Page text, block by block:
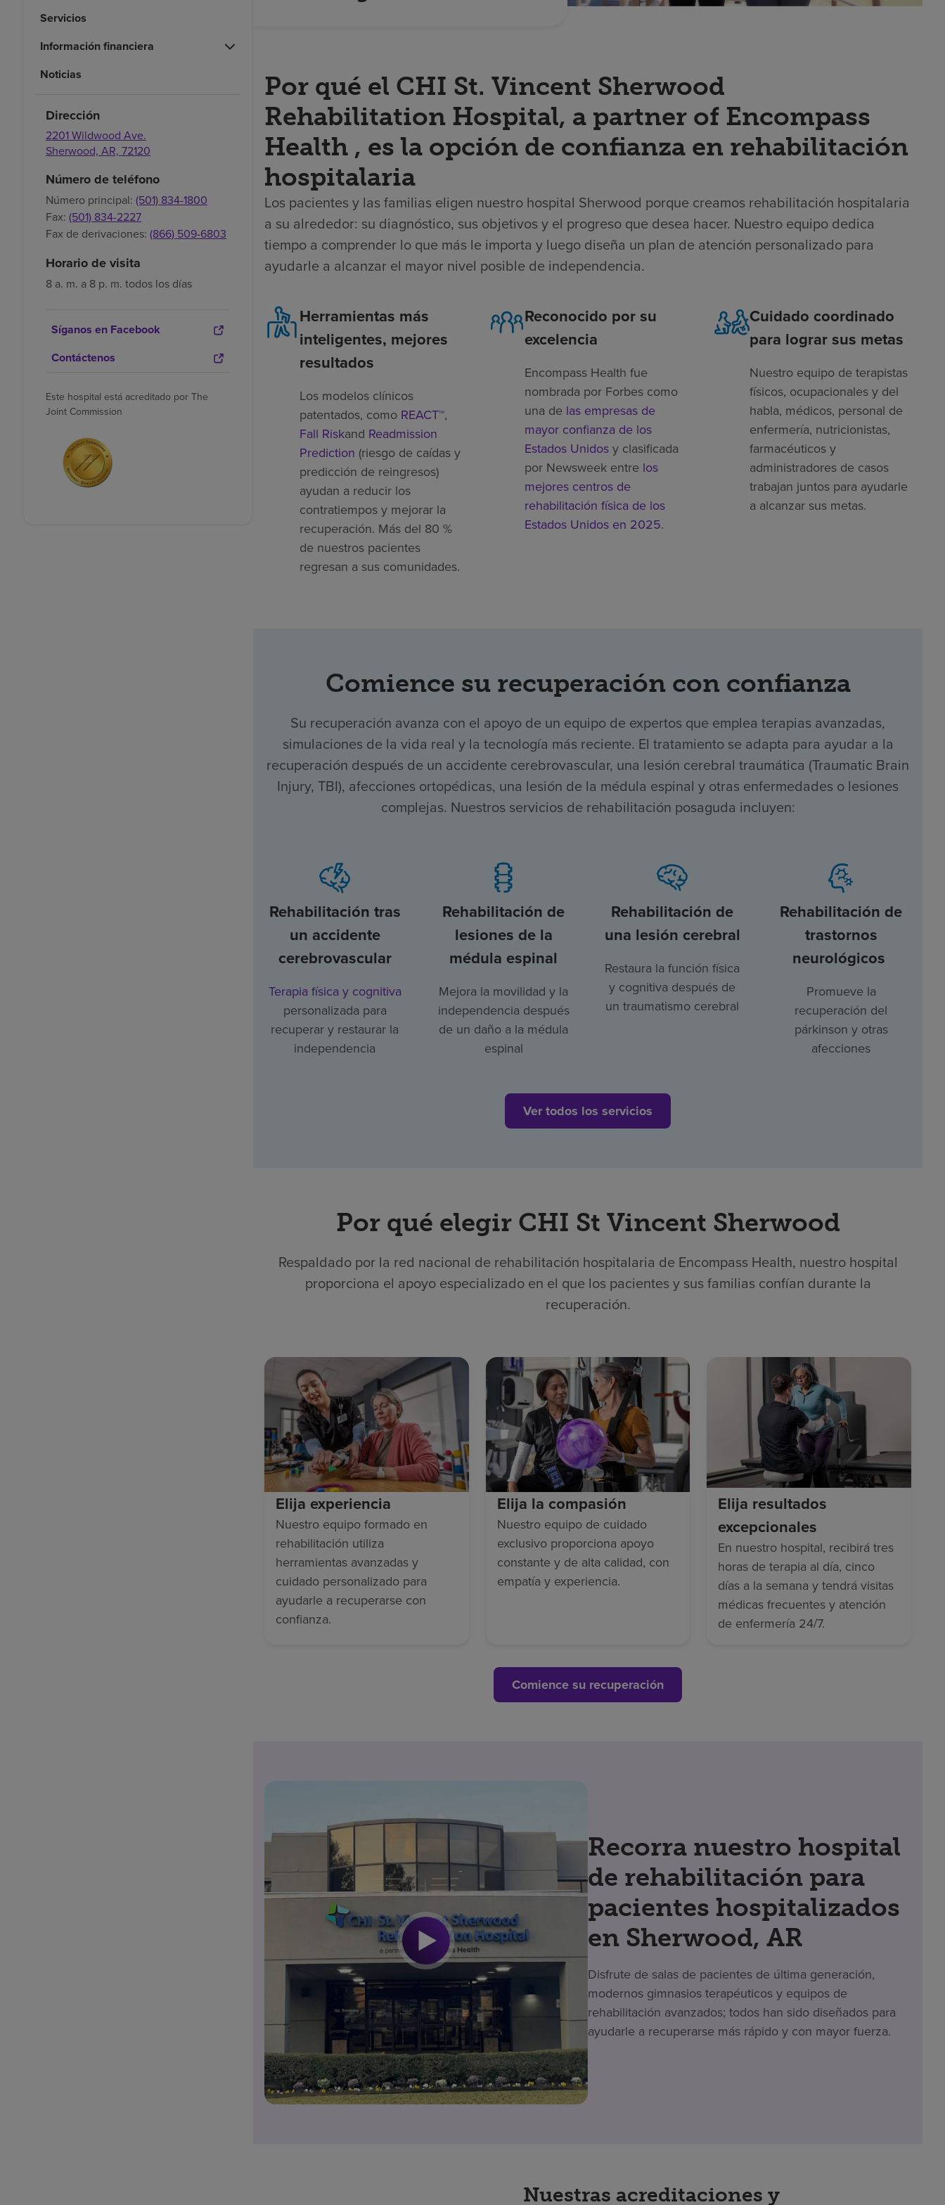
Servicios
Información financiera
Noticias
Dirección
2201 Wildwood Ave.
Sherwood, AR, 72120
Número de teléfono
Número principal: (501) 834-1800
Fax: (501) 834-2227
Fax de derivaciones: (866) 509-6803
Horario de visita
8 a. m. a 8 p. m. todos los días
Síganos en Facebook
Contáctenos
Este hospital está acreditado por The
Joint Commission
Por qué el CHI St. Vincent Sherwood
Rehabilitation Hospital, a partner of Encompass
Health , es la opción de confianza en rehabilitación
hospitalaria
Los pacientes y las familias eligen nuestro hospital Sherwood porque creamos rehabilitación hospitalaria
a su alrededor: su diagnóstico, sus objetivos y el progreso que desea hacer. Nuestro equipo dedica
tiempo a comprender lo que más le importa y luego diseña un plan de atención personalizado para
ayudarle a alcanzar el mayor nivel posible de independencia.
Herramientas más
inteligentes, mejores
resultados
Los modelos clínicos
patentados, como REACT™,
Fall Riskand Readmission
Prediction (riesgo de caídas y
predicción de reingresos)
ayudan a reducir los
contratiempos y mejorar la
recuperación. Más del 80 %
de nuestros pacientes
regresan a sus comunidades.
Reconocido por su
excelencia
Encompass Health fue
nombrada por Forbes como
una de las empresas de
mayor confianza de los
Estados Unidosy clasificada
por Newsweek entre los
mejores centros de
rehabilitación física de los
Estados Unidos en 2025.
Cuidado coordinado
para lograr sus metas
Nuestro equipo de terapistas
físicos, ocupacionales y del
habla, médicos, personal de
enfermería, nutricionistas,
farmacéuticos y
administradores de casos
trabajan juntos para ayudarle
a alcanzar sus metas.
Comience su recuperación con confianza
Su recuperación avanza con el apoyo de un equipo de expertos que emplea terapias avanzadas,
simulaciones de la vida real y la tecnología más reciente. El tratamiento se adapta para ayudar a la
recuperación después de un accidente cerebrovascular, una lesión cerebral traumática (Traumatic Brain
Injury, TBI), afecciones ortopédicas, una lesión de la médula espinal y otras enfermedades o lesiones
complejas. Nuestros servicios de rehabilitación posaguda incluyen:
Rehabilitación tras
un accidente
cerebrovascular
Terapia física y cognitiva
personalizada para
recuperar y restaurar la
independencia
Rehabilitación de
lesiones de la
médula espinal
Mejora la movilidad y la
independencia después
de un daño a la médula
espinal
Rehabilitación de
una lesión cerebral
Restaura la función física
y cognitiva después de
un traumatismo cerebral
Rehabilitación de
trastornos
neurológicos
Promueve la
recuperación del
párkinson y otras
afecciones
Ver todos los servicios
Por qué elegir CHI St Vincent Sherwood
Respaldado por la red nacional de rehabilitación hospitalaria de Encompass Health, nuestro hospital
proporciona el apoyo especializado en el que los pacientes y sus familias confían durante la
recuperación.
Elija experiencia
Nuestro equipo formado en
rehabilitación utiliza
herramientas avanzadas y
cuidado personalizado para
ayudarle a recuperarse con
confianza.
Elija la compasión
Nuestro equipo de cuidado
exclusivo proporciona apoyo
constante y de alta calidad, con
empatía y experiencia.
Elija resultados
excepcionales
En nuestro hospital, recibirá tres
horas de terapia al día, cinco
días a la semana y tendrá visitas
médicas frecuentes y atención
de enfermería 24/7.
Comience su recuperación
Recorra nuestro hospital
de rehabilitación para
pacientes hospitalizados
en Sherwood, AR
Disfrute de salas de pacientes de última generación,
modernos gimnasios terapéuticos y equipos de
rehabilitación avanzados; todos han sido diseñados para
ayudarle a recuperarse más rápido y con mayor fuerza.
Nuestras acreditaciones y